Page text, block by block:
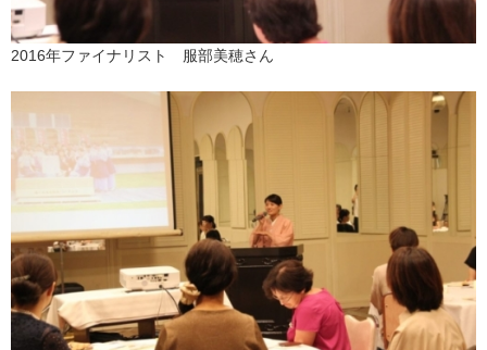
2016年ファイナリスト 服部美穂さん